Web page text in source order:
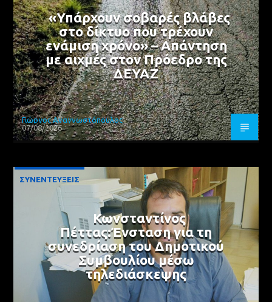
«Υπάρχουν σοβαρές βλάβες
στο δίκτυο που τρέχουν
ενάμιση χρόνο» – Απάντηση
με αιχμές στον Πρόεδρο της
ΔΕΥΑΖ
Γιώργος Αναγνωστόπουλος
07/08/2026
ΣΥΝΕΝΤΕΥΞΕΙΣ
Κωνσταντίνος
Πέττας:Ένσταση για τη
συνεδρίαση του Δημοτικού
Συμβουλίου μέσω
τηλεδιάσκεψης